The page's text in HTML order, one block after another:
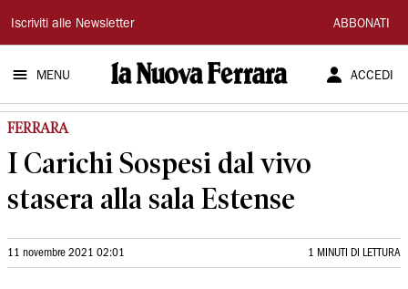
La
Nuova
Ferrara
Iscriviti alle Newsletter ABBONATI
MENU ACCEDI
FERRARA
I Carichi Sospesi dal vivo
stasera alla sala Estense
11 novembre 2021 02:01 1 MINUTI DI LETTURA